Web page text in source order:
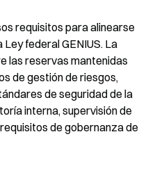
requisitos para alinearse
federal GENIUS. La
las reservas mantenidas
de gestión de riesgos,
de seguridad de la
interna, supervisión de
de gobernanza de